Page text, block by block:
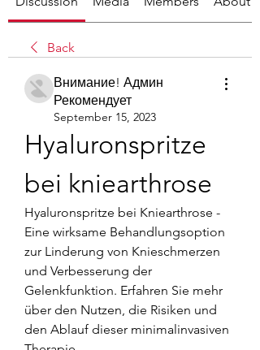
Back
Внимание! Админ
Рекомендует
September 15, 2023
Hyaluronspritze
bei kniearthrose
Hyaluronspritze bei Kniearthrose -
Eine wirksame Behandlungsoption
zur Linderung von Knieschmerzen
und Verbesserung der
Gelenkfunktion. Erfahren Sie mehr
über den Nutzen, die Risiken und
den Ablauf dieser minimalinvasiven